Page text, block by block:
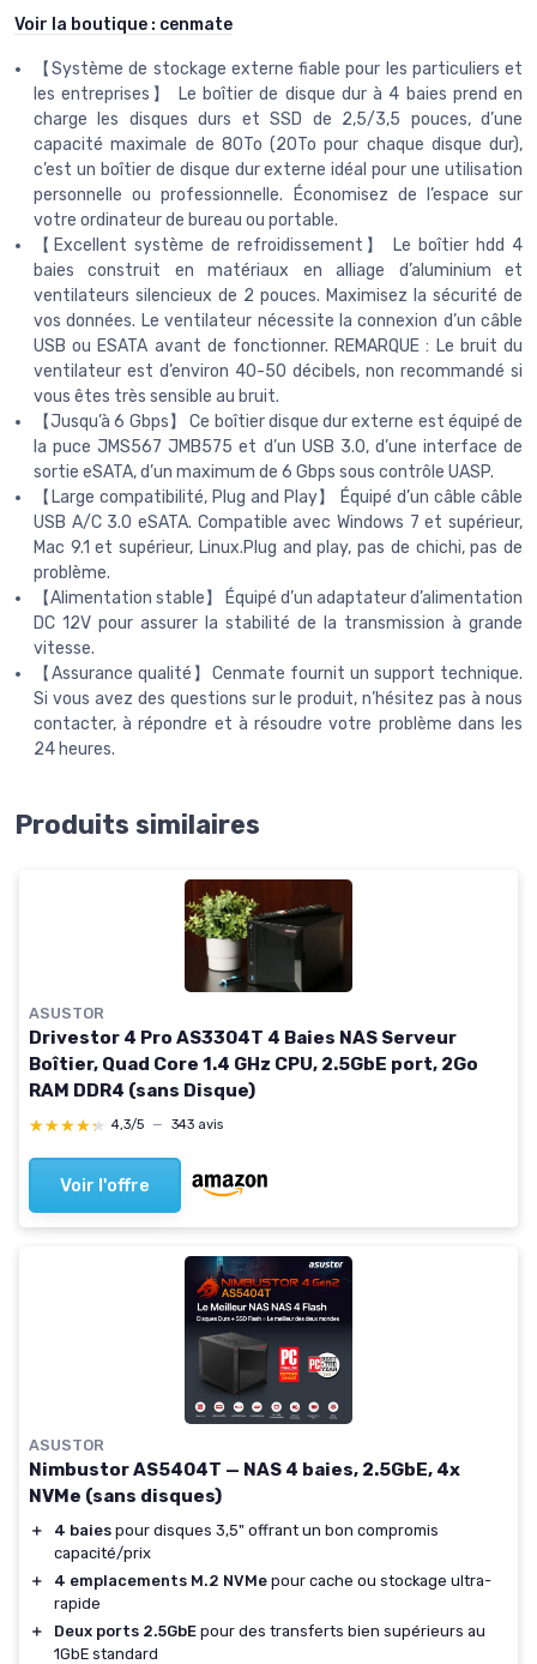
Voir la boutique : cenmate
【Système de stockage externe fiable pour les particuliers et
les entreprises】 Le boîtier de disque dur à 4 baies prend en
charge les disques durs et SSD de 2,5/3,5 pouces, d’une
capacité maximale de 80To (20To pour chaque disque dur),
c’est un boîtier de disque dur externe idéal pour une utilisation
personnelle ou professionnelle. Économisez de l’espace sur
votre ordinateur de bureau ou portable.
【Excellent système de refroidissement】 Le boîtier hdd 4
baies construit en matériaux en alliage d’aluminium et
ventilateurs silencieux de 2 pouces. Maximisez la sécurité de
vos données. Le ventilateur nécessite la connexion d’un câble
USB ou ESATA avant de fonctionner. REMARQUE : Le bruit du
ventilateur est d’environ 40-50 décibels, non recommandé si
vous êtes très sensible au bruit.
【Jusqu’à 6 Gbps】 Ce boîtier disque dur externe est équipé de
la puce JMS567 JMB575 et d’un USB 3.0, d’une interface de
sortie eSATA, d’un maximum de 6 Gbps sous contrôle UASP.
【Large compatibilité, Plug and Play】 Équipé d’un câble câble
USB A/C 3.0 eSATA. Compatible avec Windows 7 et supérieur,
Mac 9.1 et supérieur, Linux.Plug and play, pas de chichi, pas de
problème.
【Alimentation stable】 Équipé d’un adaptateur d’alimentation
DC 12V pour assurer la stabilité de la transmission à grande
vitesse.
【Assurance qualité】Cenmate fournit un support technique.
Si vous avez des questions sur le produit, n’hésitez pas à nous
contacter, à répondre et à résoudre votre problème dans les
24 heures.
Produits similaires
ASUSTOR
Drivestor 4 Pro AS3304T 4 Baies NAS Serveur
Boîtier, Quad Core 1.4 GHz CPU, 2.5GbE port, 2Go
RAM DDR4 (sans Disque)
★★★★★
★★★★★ 4,3/5 — 343 avis
Voir l'offre
ASUSTOR
Nimbustor AS5404T — NAS 4 baies, 2.5GbE, 4x
NVMe (sans disques)
＋ 4 baies pour disques 3,5" offrant un bon compromis
capacité/prix
＋
4 emplacements M.2 NVMe pour cache ou stockage ultra-
rapide
＋
Deux ports 2.5GbE pour des transferts bien supérieurs au
1GbE standard